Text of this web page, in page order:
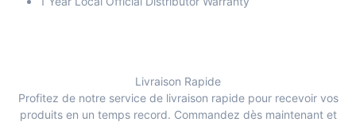
Livraison Rapide
Profitez de notre service de livraison rapide pour recevoir vos
produits en un temps record. Commandez dès maintenant et